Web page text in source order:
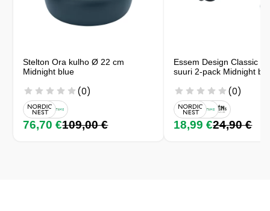
Stelton Ora kulho Ø 22 cm
Midnight blue
(0)
76,70 €109,00 €
Essem Design Classic
suuri 2-pack Midnight
(0)
18,99 €24,90 €